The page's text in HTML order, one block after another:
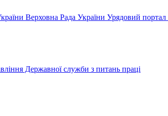
Верховна Рада України Урядовий портал
Державної служби з питань праці